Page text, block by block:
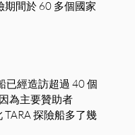
間於 60 多個國家
已經造訪超過 40 個
為主要贊助者
TARA 探險船多了幾